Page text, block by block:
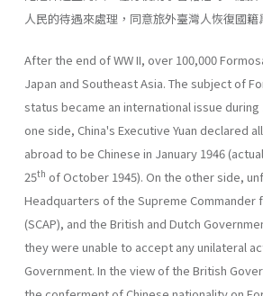
人民的待遇來處理，同意旅外臺灣人恢復國籍
After the end of WW II, over 100,000
Japan and Southeast Asia. The subject of
status became an international issue during
one side, China's Execu­tive Yuan declared
abroad to be Chinese in January 1946
25th of October 1945). On the other side,
Headquarters of the Supreme Commander
(SCAP), and the British and Dutch
they were unable to accept any unilateral
Govern­ment. In the view of the British